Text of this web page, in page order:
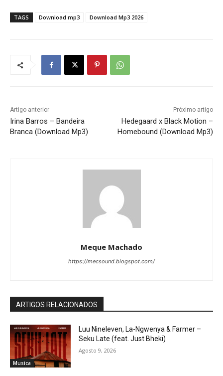
TAGS Download mp3 Download Mp3 2026
Artigo anterior
Irina Barros – Bandeira
Branca (Download Mp3)
Próximo artigo
Hedegaard x Black Motion –
Homebound (Download Mp3)
Meque Machado
https://mecsound.blogspot.com/
ARTIGOS RELACIONADOS
Musica
Luu Nineleven, La-Ngwenya & Farmer –
Seku Late (feat. Just Bheki)
Agosto 9, 2026